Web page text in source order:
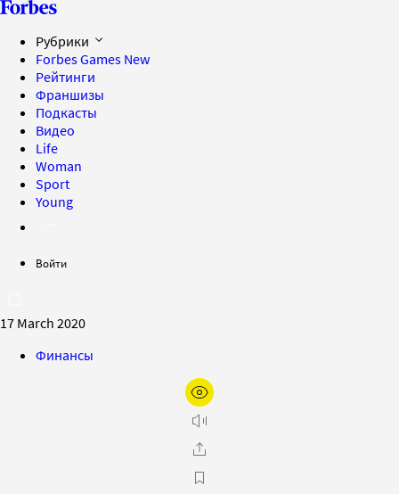
Рубрики
Forbes Games New
Рейтинги
Франшизы
Подкасты
Видео
Life
Woman
Sport
Young
Войти
17 March 2020
Финансы